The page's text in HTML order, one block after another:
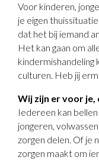
Voor kinderen,
je eigen
dat het bij iemand
Het kan gaan om
kindermishandeling
culturen. Heb jij
Wij zijn er voor
Iedereen kan
jongeren,
zorgen delen. Of je
zorgen maakt om